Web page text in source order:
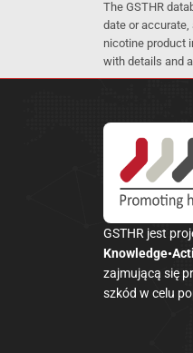
The GSTHR
date or
nicotine product
with details and
GSTHR jest
zajmującą się
szkód w celu